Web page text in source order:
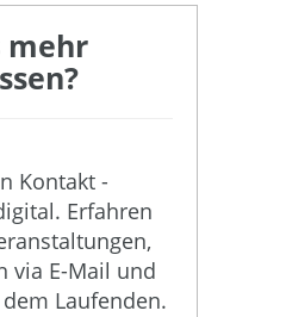
mehr
Kontakt -
Erfahren
via E-Mail und
Laufenden.